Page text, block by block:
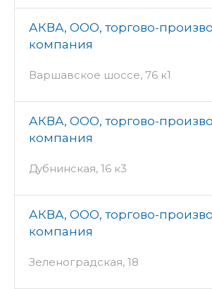
АКВА, ООО, торгово-
компания
Варшавское шоссе, 76 к1
АКВА, ООО, торгово-
компания
Дубнинская, 16 к3
АКВА, ООО, торгово-
компания
Зеленоградская, 18